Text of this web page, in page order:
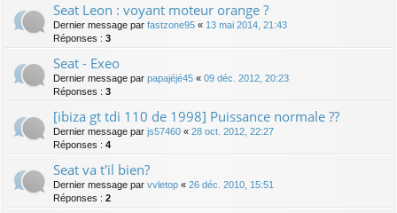
Seat Leon : voyant moteur orange ?
Dernier message par fastzone95 « 13 mai 2014, 21:43
Réponses : 3
Seat - Exeo
Dernier message par papajéjé45 « 09 déc. 2012, 20:23
Réponses : 3
[ibiza gt tdi 110 de 1998] Puissance normale ??
Dernier message par js57460 « 28 oct. 2012, 22:27
Réponses : 4
Seat va t'il bien?
Dernier message par vvletop « 26 déc. 2010, 15:51
Réponses : 2